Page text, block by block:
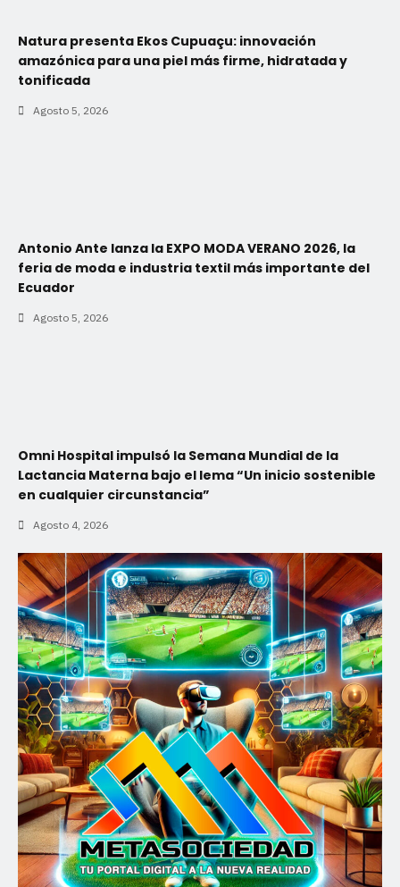
Natura presenta Ekos Cupuaçu: innovación
amazónica para una piel más firme, hidratada y
tonificada
Agosto 5, 2026
Antonio Ante lanza la EXPO MODA VERANO 2026, la
feria de moda e industria textil más importante del
Ecuador
Agosto 5, 2026
Omni Hospital impulsó la Semana Mundial de la
Lactancia Materna bajo el lema “Un inicio sostenible
en cualquier circunstancia”
Agosto 4, 2026